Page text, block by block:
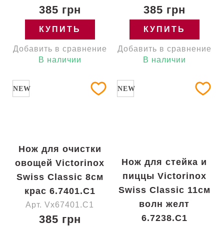
385 грн
КУПИТЬ
Добавить в сравнение
В наличии
385 грн
КУПИТЬ
Добавить в сравнение
В наличии
NEW
Нож для очистки
овощей Victorinox
Swiss Classic 8см
крас 6.7401.C1
Арт. Vx67401.C1
385 грн
NEW
Нож для стейка и
пиццы Victorinox
Swiss Classic 11см
волн желт
6.7238.C1